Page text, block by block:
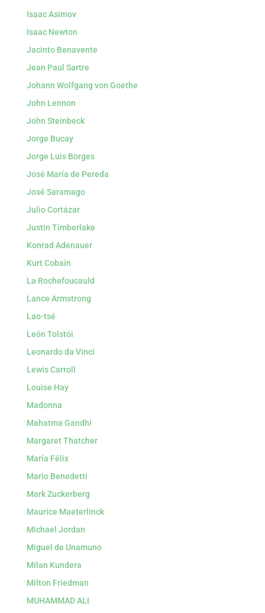
Isaac Asimov
Isaac Newton
Jacinto Benavente
Jean Paul Sartre
Johann Wolfgang von Goethe
John Lennon
John Steinbeck
Jorge Bucay
Jorge Luis Borges
José María de Pereda
José Saramago
Julio Cortázar
Justin Timberlake
Konrad Adenauer
Kurt Cobain
La Rochefoucauld
Lance Armstrong
Lao-tsé
León Tolstói
Leonardo da Vinci
Lewis Carroll
Louise Hay
Madonna
Mahatma Gandhi
Margaret Thatcher
María Félix
Mario Benedetti
Mark Zuckerberg
Maurice Maeterlinck
Michael Jordan
Miguel de Unamuno
Milan Kundera
Milton Friedman
MUHAMMAD ALI